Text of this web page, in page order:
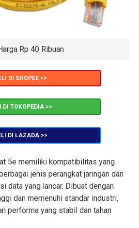
Rp 40 Ribuan
DI SHOPEE >>
DI TOKOPEDIA >>
DI LAZADA >>
5e memiliki kompatibilitas yang
jenis perangkat jaringan dan
data yang lancar. Dibuat dengan
dan memenuhi standar industri,
performa yang stabil dan tahan